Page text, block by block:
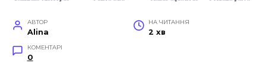
АВТОР
Alina
НА ЧИТАННЯ
2 хв
КОМЕНТАРІ
0